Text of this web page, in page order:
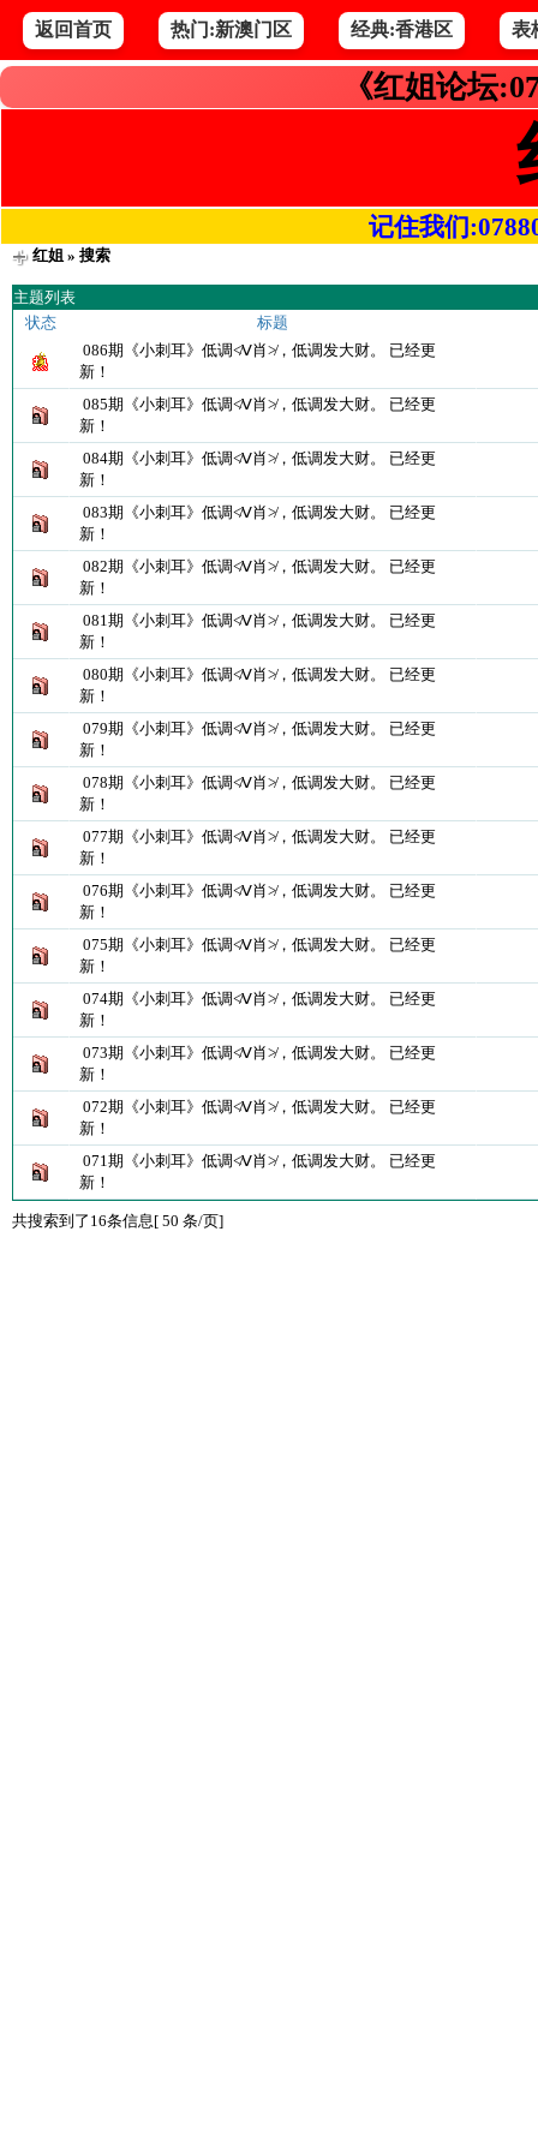
返回首页 热门:新澳门区 经典:香港区 表
《红姐论坛
记住我们
红姐» 搜索
主题列表
状态
标题
086期《小刺耳》低调≮Ⅴ肖≯，低调发大财。 已经更
新！
085期《小刺耳》低调≮Ⅴ肖≯，低调发大财。 已经更
新！
084期《小刺耳》低调≮Ⅴ肖≯，低调发大财。 已经更
新！
083期《小刺耳》低调≮Ⅴ肖≯，低调发大财。 已经更
新！
082期《小刺耳》低调≮Ⅴ肖≯，低调发大财。 已经更
新！
081期《小刺耳》低调≮Ⅴ肖≯，低调发大财。 已经更
新！
080期《小刺耳》低调≮Ⅴ肖≯，低调发大财。 已经更
新！
079期《小刺耳》低调≮Ⅴ肖≯，低调发大财。 已经更
新！
078期《小刺耳》低调≮Ⅴ肖≯，低调发大财。 已经更
新！
077期《小刺耳》低调≮Ⅴ肖≯，低调发大财。 已经更
新！
076期《小刺耳》低调≮Ⅴ肖≯，低调发大财。 已经更
新！
075期《小刺耳》低调≮Ⅴ肖≯，低调发大财。 已经更
新！
074期《小刺耳》低调≮Ⅴ肖≯，低调发大财。 已经更
新！
073期《小刺耳》低调≮Ⅴ肖≯，低调发大财。 已经更
新！
072期《小刺耳》低调≮Ⅴ肖≯，低调发大财。 已经更
新！
071期《小刺耳》低调≮Ⅴ肖≯，低调发大财。 已经更
新！
共搜索到了16条信息[ 50 条/页]